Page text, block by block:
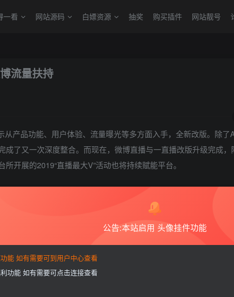
一看 网站源码 白嫖资源 抽奖 购买插件 网站靓号
流量扶持
从产品功能、用户体验、流量曝光等多方面入手，全新改版。除了
了又一次深度整合。而现在，微博直播与一直播改版升级完成，
开展的2019“直播最大V”活动也将持续赋能平台。
直播内容在微博上获得了明显的流量入口。现在，用户可以在微
获得更多的曝光展示。此外，微博故事首位即将全时段展示直播
的流量红利。目前，该功能还处于测试阶段。
人房”的创新性新玩法。据悉，该功能预计于12月4日上线一直播
中互动，主播和观众均支持送礼功能，为主播提供新的直播内容
公告:本站启用 头像挂件功能
能 如有需要可到用户中心查看
功能 如有需要可点击连接查看